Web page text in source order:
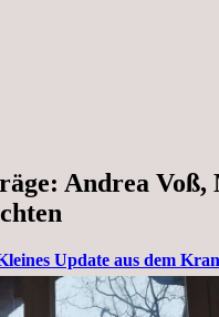
Andrea Voß,
Update aus dem